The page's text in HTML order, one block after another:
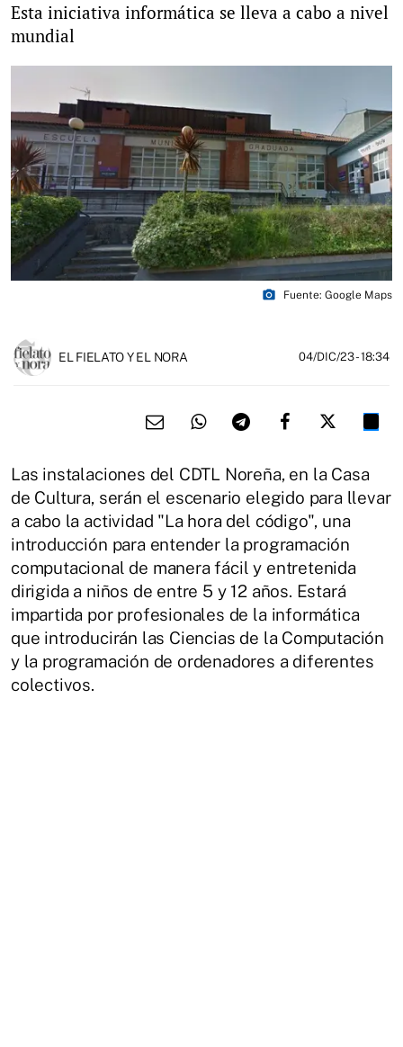
Esta iniciativa informática se lleva a cabo a nivel
mundial
photo_camera Fuente: Google Maps
EL FIELATO Y EL NORA 04/DIC/23- 18:34
Las instalaciones del CDTL Noreña, en la Casa
de Cultura, serán el escenario elegido para llevar
a cabo la actividad "La hora del código", una
introducción para entender la programación
computacional de manera fácil y entretenida
dirigida a niños de entre 5 y 12 años. Estará
impartida por profesionales de la informática
que introducirán las Ciencias de la Computación
y la programación de ordenadores a diferentes
colectivos.